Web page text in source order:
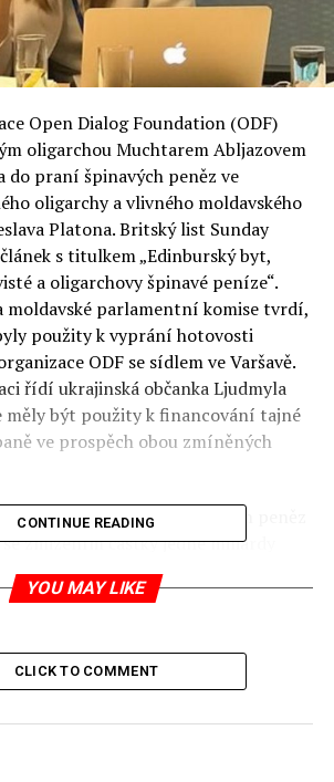
Open Dialog Foundation (ODF)
oligarchou Muchtarem Abljazovem
do praní špinavých peněz ve
oligarchy a vlivného moldavského
Platona. Britský list Sunday
s titulkem „Edinburský byt,
a oligarchovy špinavé peníze“.
moldavské parlamentní komise tvrdí,
použity k vyprání hotovosti
ODF se sídlem ve Varšavě.
řídí ukrajinská občanka Ljudmyla
měly být použity k financování tajné
ve prospěch obou zmíněných
roce 2017 za praní špinavých peněz
se zmizením částky jedné miliardy
bankovního systému, k němuž
lety. Incident způsobil v Moldavsku
prostoru, poté co ji polská vláda
hrozbu. Je
poslanci jako hlavní představitel
a britské labouristky Clare
CONTINUE READING
YOU MAY LIKE
CLICK TO COMMENT